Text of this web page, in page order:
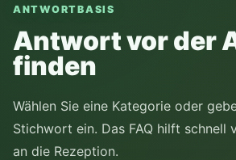
ANTWORTBASIS
Antwort vor der
finden
Wählen Sie eine Kategorie oder
Stichwort ein. Das FAQ hilft schnell
an die Rezeption.